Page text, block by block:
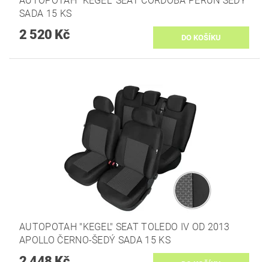
SADA 15 KS
2 520 Kč
AUTOPOTAH "KEGEL" SEAT TOLEDO IV OD 2013
APOLLO ČERNO-ŠEDÝ SADA 15 KS